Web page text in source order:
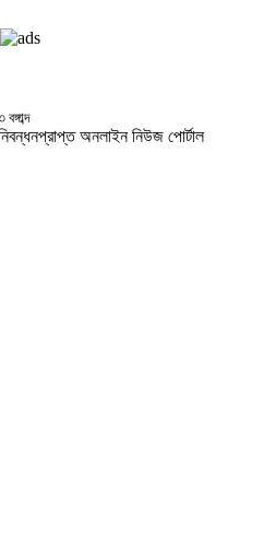
অনলাইন নিউজ পোর্টাল